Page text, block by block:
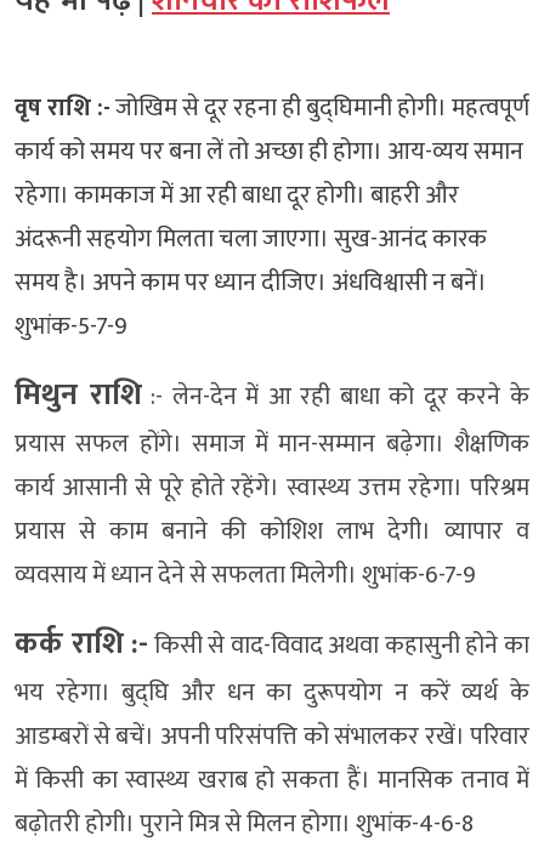
वृष राशि :-जोखिम से दूर रहना ही बुद्घिमानी होगी। महत्वपूर्ण
कार्य को समय पर बना लें तो अच्छा ही होगा। आय-व्यय समान
रहेगा। कामकाज में आ रही बाधा दूर होगी। बाहरी और
अंदरूनी सहयोग मिलता चला जाएगा। सुख-आनंद कारक
समय है। अपने काम पर ध्यान दीजिए। अंधविश्वासी न बनें।
शुभांक-5-7-9
मिथुन राशि:- लेन-देन में आ रही बाधा को दूर करने के
प्रयास सफल होंगे। समाज में मान-सम्मान बढ़ेगा। शैक्षणिक
कार्य आसानी से पूरे होते रहेंगे। स्वास्थ्य उत्तम रहेगा। परिश्रम
प्रयास से काम बनाने की कोशिश लाभ देगी। व्यापार व
व्यवसाय में ध्यान देने से सफलता मिलेगी। शुभांक-6-7-9
कर्क राशि :-किसी से वाद-विवाद अथवा कहासुनी होने का
भय रहेगा। बुद्घि और धन का दुरूपयोग न करें व्यर्थ के
आडम्बरों से बचें। अपनी परिसंपत्ति को संभालकर रखें। परिवार
में किसी का स्वास्थ्य खराब हो सकता हैं। मानसिक तनाव में
बढ़ोतरी होगी। पुराने मित्र से मिलन होगा। शुभांक-4-6-8